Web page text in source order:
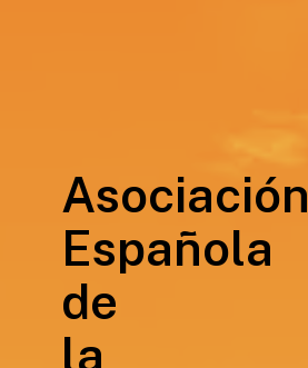
Asociación
Española
de
la